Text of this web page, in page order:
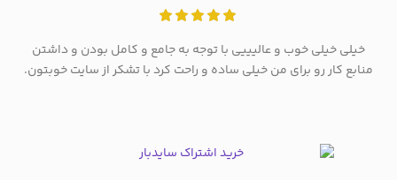
خیلی خیلی خوب و عالیییی با توجه به جامع و کامل بودن و داشتن
منابع کار رو برای من خیلی ساده و راحت کرد با تشکر از سایت خوبتون.